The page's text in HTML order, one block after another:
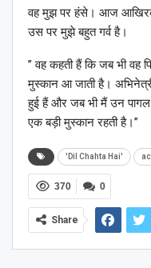
वह मुझ पर हंसे। आज
उस पर मुझे बहुत गर्व है।
” वह कहती हैं कि जब भी वह
मुस्कान आ जाती है।
हुई हैं और जब भी मैं उन पागल
एक बड़ी मुस्कान रहती है।”
'Dil Chahta Hai'
0
370
Share